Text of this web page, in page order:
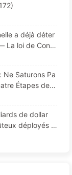
a déjà déter
La loi de Conw
sous-estim
progressive
Ne Saturons Pa
Étapes de R
Isolation, Évito
L'IA170
de dollar
déployés p
aux moment